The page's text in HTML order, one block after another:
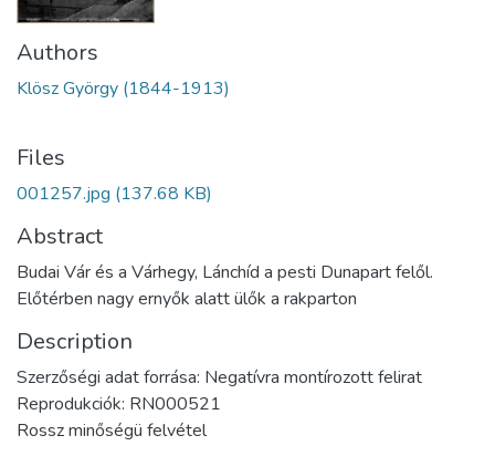
Authors
Klösz György (1844-1913)
Files
001257.jpg (137.68 KB)
Abstract
Budai Vár és a Várhegy, Lánchíd a pesti Dunapart felől.
Előtérben nagy ernyők alatt ülők a rakparton
Description
Szerzőségi adat forrása: Negatívra montírozott felirat
Reprodukciók: RN000521
Rossz minőségü felvétel